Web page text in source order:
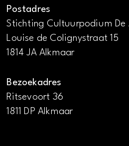
Postadres
Stichting Cultuurpodium De
Louise de Colignystraat 15
1814 JA Alkmaar
Bezoekadres
Ritsevoort 36
1811 DP Alkmaar